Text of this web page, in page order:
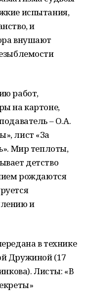
испытания,
и
внушают
работ,
на картоне,
– О.А.
лист «За
Мир теплоты,
детство
рождаются
и
в технике
Дружиной (17
Листы: «В